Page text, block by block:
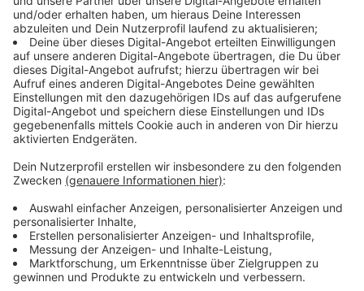
persönlich nicht operativ tätig gewesen, er habe sich
nur punktuell mit seinem Co-Dezernenten abgestimmt.
Daher sei seine Rolle nachrangig zu bewerten, findet
das Rechnungsprüfungsamt.
Anzeige
Es kritisiert allerdings, dass Co-Dezernent Siegberg
auf einen eventuellen Interessenskonflikt hätte
hinweisen müssen. Er hatte geschäftlichen Kontakt
zum Chef des Busunternehmen Univers. Der hatte
außerdem in den vergangenen Jahren Geld an die CDU
gespendet. Belege dafür, dass er begünstigt worden
sei, sieht das Rechnungsprüfungsamt aber nicht. Es